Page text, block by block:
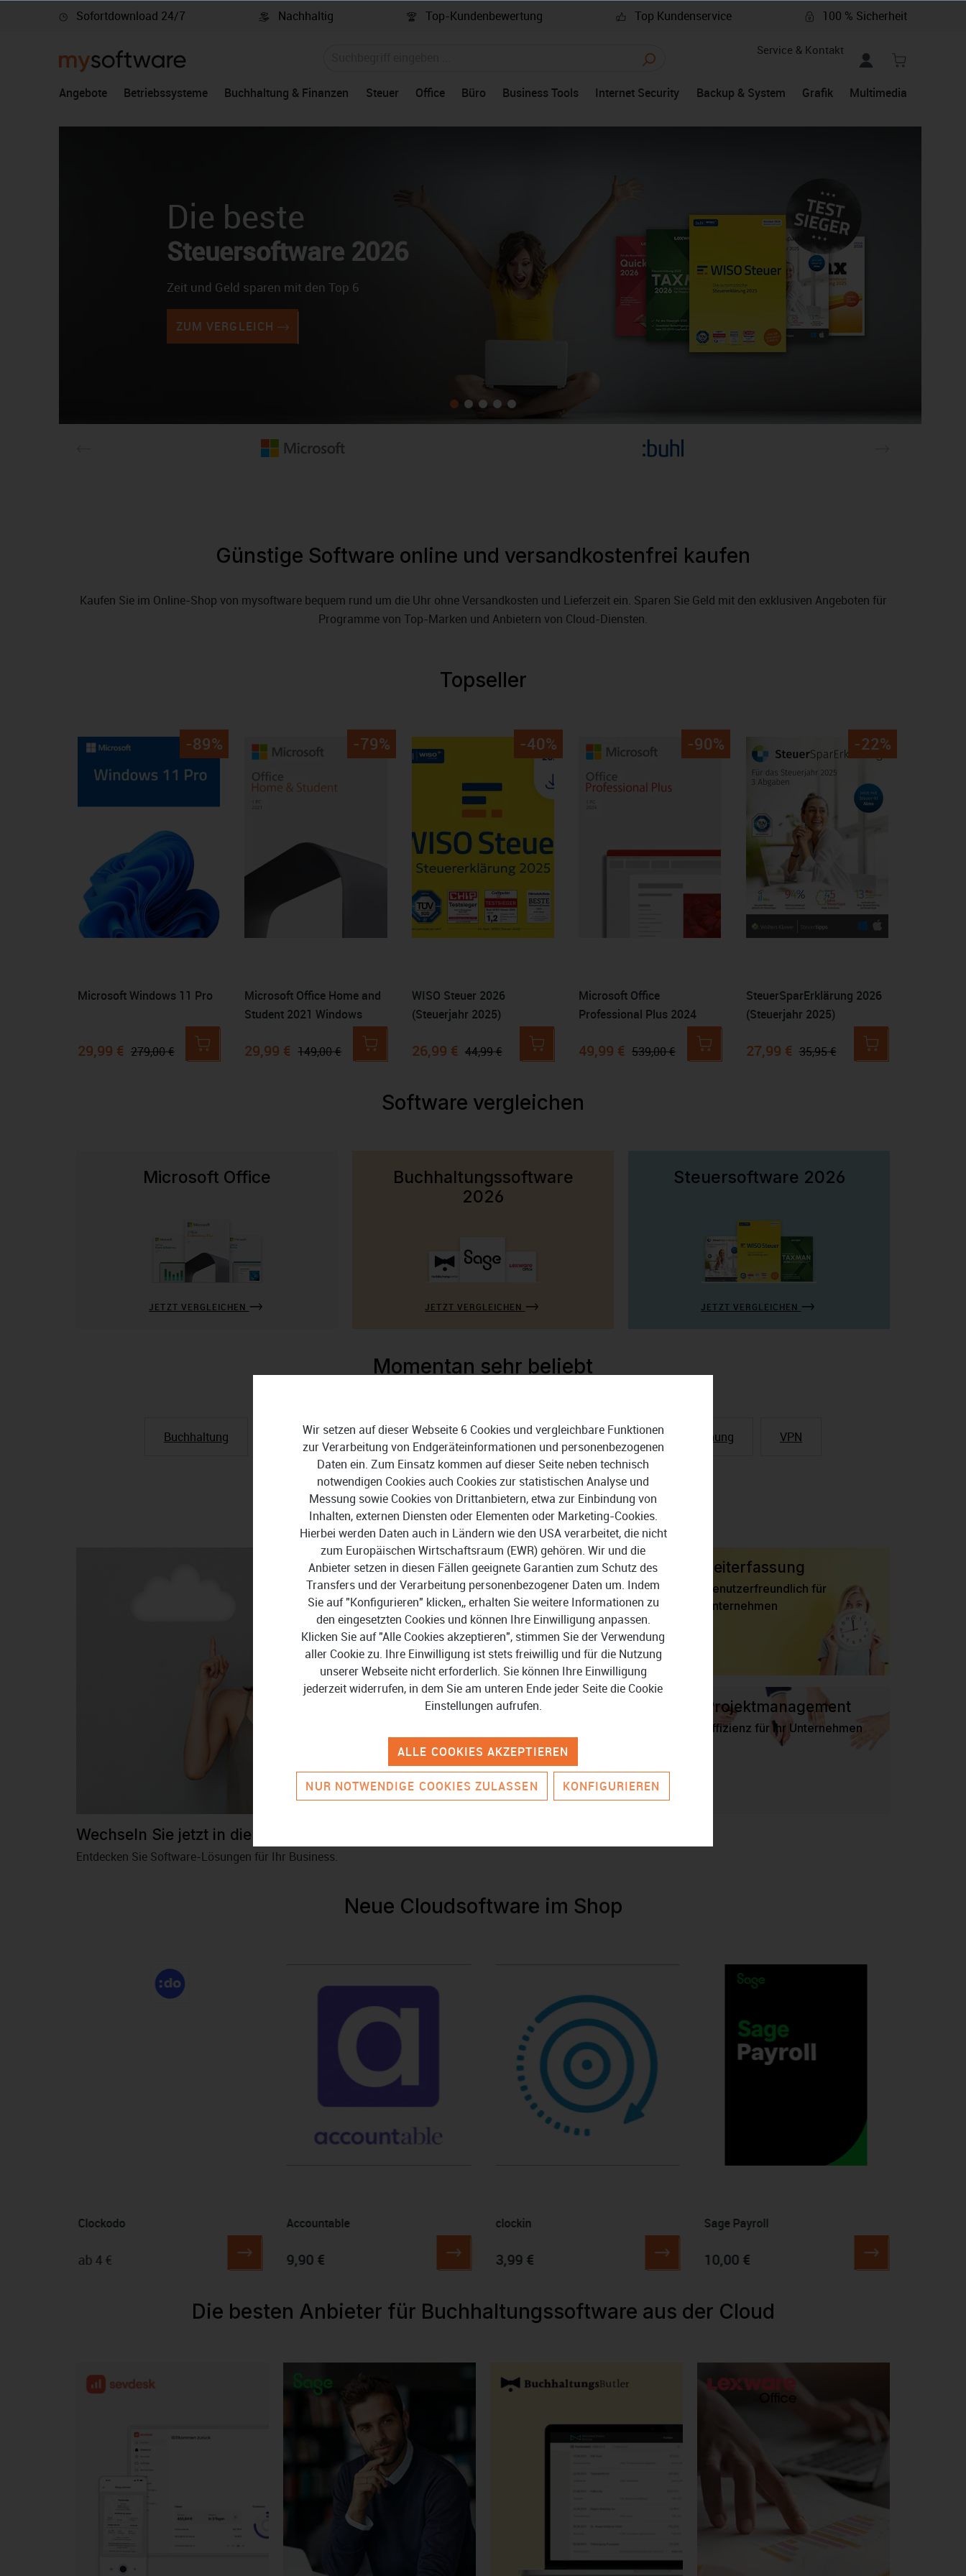
Zur Hauptnavigation springen
Sofortdownload 24/7 Nachhaltig Top-Kundenbewertung Top Kundenservice 100 % Sicherheit
Service & Kontakt
Angebote Betriebssysteme Buchhaltung & Finanzen Steuer Office Büro Business Tools Internet Security Backup & System Grafik Multimedia
Lexware
Buchhaltung und Finanzen
MEHR ERFAHREN
Günstige Software online und versandkostenfrei kaufen
Kaufen Sie im Online-Shop von mysoftware bequem rund um die Uhr ohne Versandkosten und Lieferzeit ein. Sparen Sie Geld mit den exklusiven Angeboten für
Programme von Top-Marken und Anbietern von Cloud-Diensten.
Topseller
Produktgalerie überspringen
-89%
Microsoft Windows 11 Pro
29,99 € 279,00 €
-79%
Microsoft Office Home and
Student 2021 Windows
29,99 € 149,00 €
-40%
WISO Steuer 2026
(Steuerjahr 2025)
26,99 € 44,99 €
-90%
Microsoft Office
Professional Plus 2024
49,99 € 539,00 €
-22%
SteuerSparErklärung 2026
(Steuerjahr 2025)
27,99 € 35,95 €
Software vergleichen
Microsoft Office
JETZT VERGLEICHEN
Buchhaltungssoftware
2026
JETZT VERGLEICHEN
Steuersoftware 2026
JETZT VERGLEICHEN
Momentan sehr beliebt
Buchhaltung Steuersoftware Datensicherung Finanzplanung Lohnabrechnung VPN
Cloudsoftware entdecken
Online
Lohnabrechnung
Die besten Tools
Zeiterfassung
Benutzerfreundlich für
Unternehmen
CRM
Kundenbeziehungen
Projektmanagement
Effizienz für Ihr Unternehmen
Wechseln Sie jetzt in die Cloud!
Entdecken Sie Software-Lösungen für Ihr Business.
Neue Cloudsoftware im Shop
Produktgalerie überspringen
Clockodo
ab 4 €
Accountable
9,90 €
clockin
3,99 €
Sage Payroll
10,00 €
Die besten Anbieter für Buchhaltungssoftware aus der Cloud
Wir setzen auf dieser Webseite 6 Cookies und vergleichbare Funktionen
zur Verarbeitung von Endgeräteinformationen und personenbezogenen
Daten ein. Zum Einsatz kommen auf dieser Seite neben technisch
notwendigen Cookies auch Cookies zur statistischen Analyse und
Messung sowie Cookies von Drittanbietern, etwa zur Einbindung von
Inhalten, externen Diensten oder Elementen oder Marketing-Cookies.
Hierbei werden Daten auch in Ländern wie den USA verarbeitet, die nicht
zum Europäischen Wirtschaftsraum (EWR) gehören. Wir und die
Anbieter setzen in diesen Fällen geeignete Garantien zum Schutz des
Transfers und der Verarbeitung personenbezogener Daten um. Indem
Sie auf "Konfigurieren" klicken,, erhalten Sie weitere Informationen zu
den eingesetzten Cookies und können Ihre Einwilligung anpassen.
Klicken Sie auf "Alle Cookies akzeptieren", stimmen Sie der Verwendung
aller Cookie zu. Ihre Einwilligung ist stets freiwillig und für die Nutzung
unserer Webseite nicht erforderlich. Sie können Ihre Einwilligung
jederzeit widerrufen, in dem Sie am unteren Ende jeder Seite die Cookie
Einstellungen aufrufen.
NUR NOTWENDIGE COOKIES ZULASSEN KONFIGURIEREN
ALLE COOKIES AKZEPTIEREN